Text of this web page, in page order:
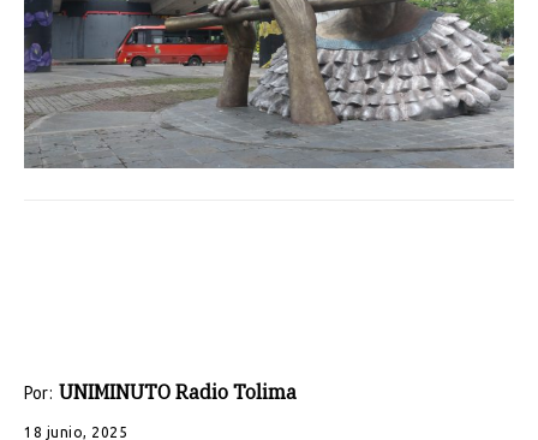
Por: UNIMINUTO Radio Tolima
18 junio, 2025